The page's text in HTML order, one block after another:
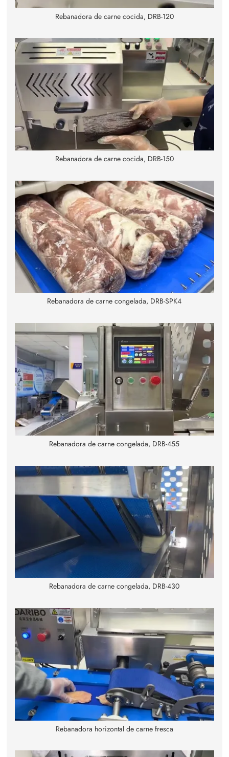
Rebanadora de carne cocida, DRB-120
Rebanadora de carne cocida, DRB-150
Rebanadora de carne congelada, DRB-SPK4
Rebanadora de carne congelada, DRB-455
Rebanadora de carne congelada, DRB-430
Rebanadora horizontal de carne fresca